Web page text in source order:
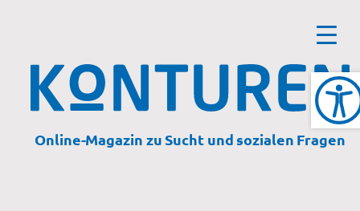
Online-Magazin zu Sucht und sozialen Fragen